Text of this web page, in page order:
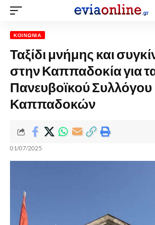
ΚΟΙΝΩΝΊΑ
Ταξίδι μνήμης και
στην Καππαδοκία για
Πανευβοϊκού Συλλόγου
Καππαδοκών
01/07/2025